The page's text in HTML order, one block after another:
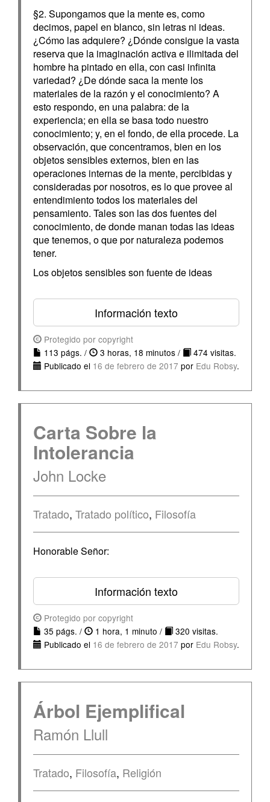
§2. Supongamos que la mente es, como
decimos, papel en blanco, sin letras ni ideas.
¿Cómo las adquiere? ¿Dónde consigue la vasta
reserva que la imaginación activa e ilimitada del
hombre ha pintado en ella, con casi infinita
variedad? ¿De dónde saca la mente los
materiales de la razón y el conocimiento? A
esto respondo, en una palabra: de la
experiencia; en ella se basa todo nuestro
conocimiento; y, en el fondo, de ella procede. La
observación, que concentramos, bien en los
objetos sensibles externos, bien en las
operaciones internas de la mente, percibidas y
consideradas por nosotros, es lo que provee al
entendimiento todos los materiales del
pensamiento. Tales son las dos fuentes del
conocimiento, de donde manan todas las ideas
que tenemos, o que por naturaleza podemos
tener.
Los objetos sensibles son fuente de ideas
Información texto
Protegido por copyright
113 págs. /
3 horas, 18 minutos /
474 visitas.
Publicado el 16 de febrero de 2017 por Edu Robsy.
Carta Sobre la
Intolerancia
John Locke
Tratado, Tratado político, Filosofía
Honorable Señor:
Información texto
Protegido por copyright
35 págs. /
1 hora, 1 minuto /
320 visitas.
Publicado el 16 de febrero de 2017 por Edu Robsy.
Árbol Ejemplifical
Ramón Llull
Tratado, Filosofía, Religión